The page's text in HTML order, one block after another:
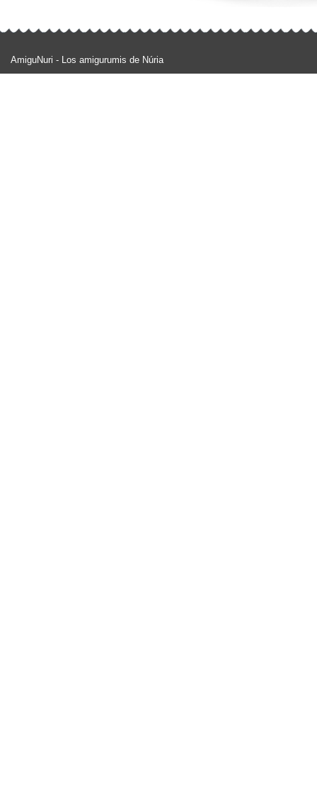
AmiguNuri - Los amigurumis de Núria